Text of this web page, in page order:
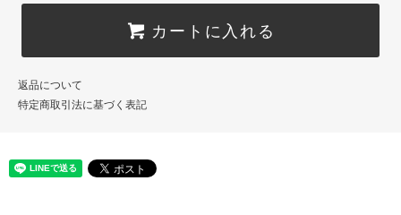
カートに入れる
返品について
特定商取引法に基づく表記